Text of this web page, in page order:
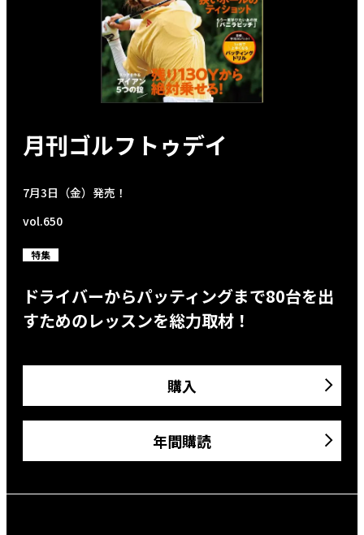
月刊ゴルフトゥデイ
7月3日（金）発売！
vol.650
特集
ドライバーからパッティングまで80台を出
すためのレッスンを総力取材！
購入
年間購読